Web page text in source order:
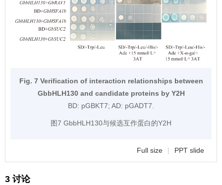
Fig. 7 Verification of interaction relationships between
GbbHLH130 and candidate proteins by Y2H
BD: pGBKT7; AD: pGADT7.
图7 GbbHLH130与候选互作蛋白的Y2H
Full size | PPT slide
3 讨论